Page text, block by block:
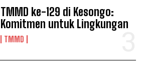
TMMD ke-129 di Kesongo:
Komitmen untuk Lingkungan
TMMD